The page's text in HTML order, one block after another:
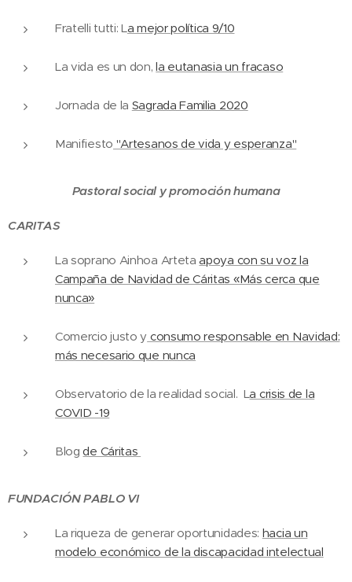
Fratelli tutti: La mejor política 9/10
La vida es un don,la eutanasia un fracaso
Jornada de la Sagrada Familia 2020
Manifiesto "Artesanos de vida y esperanza"
Pastoral social y promoción humana
CARITAS
La soprano Ainhoa Artetaapoya con su voz la
Campaña de Navidad de Cáritas «Más cerca que
nunca»
Comercio justo y consumo responsable en Navidad:
más necesario que nunca
Observatorio de la realidad social. La crisis de la
COVID -19
Blog de Cáritas
FUNDACIÓN PABLO VI
La riqueza de generar oportunidades: hacia un
modelo económico de la discapacidad intelectual